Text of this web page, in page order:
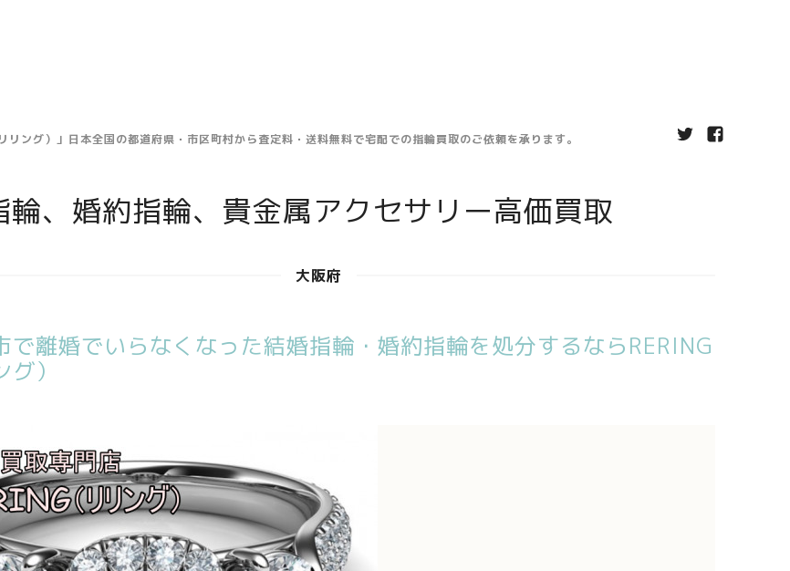
ング）」日本全国の都道府県・市区町村から査定料・送料無料で宅配での指輪買取のご依頼を承ります。
輪、婚約指輪、貴金属アクセサリー高価買取
大阪府
で離婚でいらなくなった結婚指輪・婚約指輪を処分するならRERING
グ）